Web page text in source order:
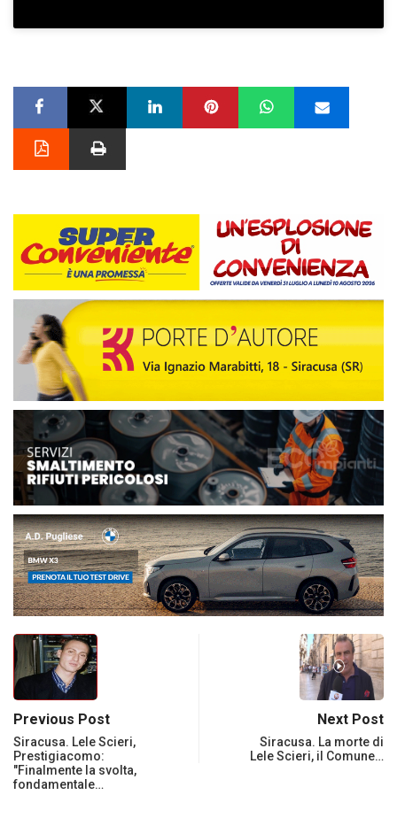
Previous Post
Siracusa. Lele Scieri,
Prestigiacomo:
"Finalmente la svolta,
fondamentale…
Next Post
Siracusa. La morte di
Lele Scieri, il Comune…